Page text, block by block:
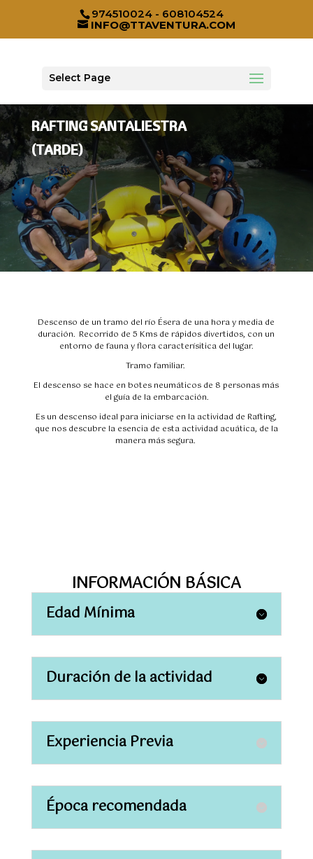
974510024 - 608104524
INFO@TTAVENTURA.COM
Select Page
RAFTING SANTALIESTRA
(TARDE)
Descenso de un tramo del río Ésera de una hora y media de
duración. Recorrido de 5 Kms de rápidos divertidos, con un
entorno de fauna y flora caracterísitica del lugar.
Tramo familiar.
El descenso se hace en botes neumáticos de 8 personas más
el guía de la embarcación.
Es un descenso ideal para iniciarse en la actividad de Rafting,
que nos descubre la esencia de esta actividad acuática, de la
manera más segura.
INFORMACIÓN BÁSICA
Edad Mínima
Duración de la actividad
Experiencia Previa
Época recomendada